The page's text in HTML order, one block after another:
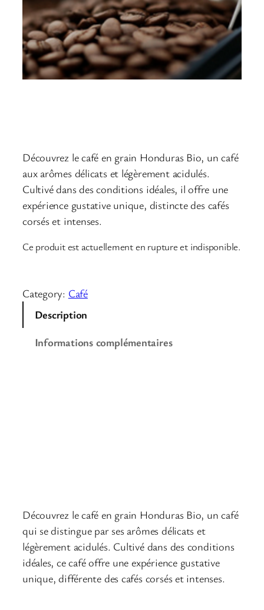
Découvrez le café en grain Honduras Bio, un café
aux arômes délicats et légèrement acidulés.
Cultivé dans des conditions idéales, il offre une
expérience gustative unique, distincte des cafés
corsés et intenses.
Ce produit est actuellement en rupture et indisponible.
Category: Café
Description
Informations complémentaires
Découvrez le café en grain Honduras Bio, un café
qui se distingue par ses arômes délicats et
légèrement acidulés. Cultivé dans des conditions
idéales, ce café offre une expérience gustative
unique, différente des cafés corsés et intenses.